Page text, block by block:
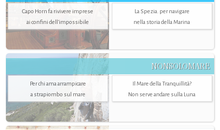
Capo Horn fa rivivere imprese
ai confini dell’impossibile
La Spezia. per navigare
nella storia della Marina
NONSOLOMARE
Per chi ama arrampicare
a strapiombo sul mare
Il Mare della Tranquillità?
Non serve andare sulla Luna